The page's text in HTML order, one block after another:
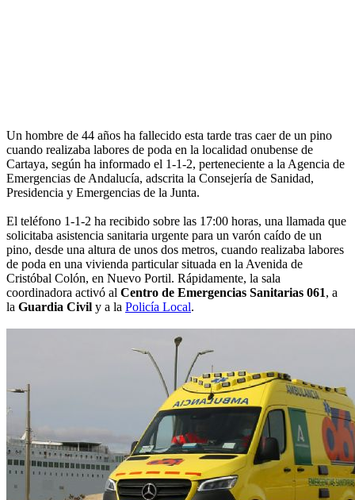
Un hombre de 44 años ha fallecido esta tarde tras caer de un pino
cuando realizaba labores de poda en la localidad onubense de
Cartaya, según ha informado el 1-1-2, perteneciente a la Agencia de
Emergencias de Andalucía, adscrita la Consejería de Sanidad,
Presidencia y Emergencias de la Junta.
El teléfono 1-1-2 ha recibido sobre las 17:00 horas, una llamada que
solicitaba asistencia sanitaria urgente para un varón caído de un
pino, desde una altura de unos dos metros, cuando realizaba labores
de poda en una vivienda particular situada en la Avenida de
Cristóbal Colón, en Nuevo Portil. Rápidamente, la sala
coordinadora activó al Centro de Emergencias Sanitarias 061, a
la Guardia Civil y a la Policía Local.